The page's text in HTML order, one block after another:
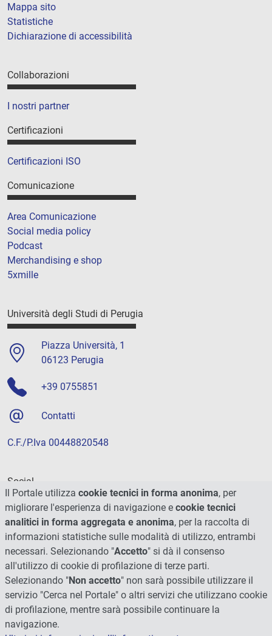
Mappa sito
Statistiche
Dichiarazione di accessibilità
Collaborazioni
I nostri partner
Certificazioni
Certificazioni ISO
Comunicazione
Area Comunicazione
Social media policy
Podcast
Merchandising e shop
5xmille
Università degli Studi di Perugia
Piazza Università, 1
06123 Perugia
+39 0755851
Contatti
C.F./P.Iva 00448820548
Social
Il Portale utilizza cookie tecnici in forma anonima, per
migliorare l'esperienza di navigazione e cookie tecnici
analitici in forma aggregata e anonima, per la raccolta di
informazioni statistiche sulle modalità di utilizzo, entrambi
necessari. Selezionando "Accetto" si dà il consenso
all'utilizzo di cookie di profilazione di terze parti.
Selezionando "Non accetto" non sarà possibile utilizzare il
servizio "Cerca nel Portale" o altri servizi che utilizzano cookie
di profilazione, mentre sarà possibile continuare la
navigazione.